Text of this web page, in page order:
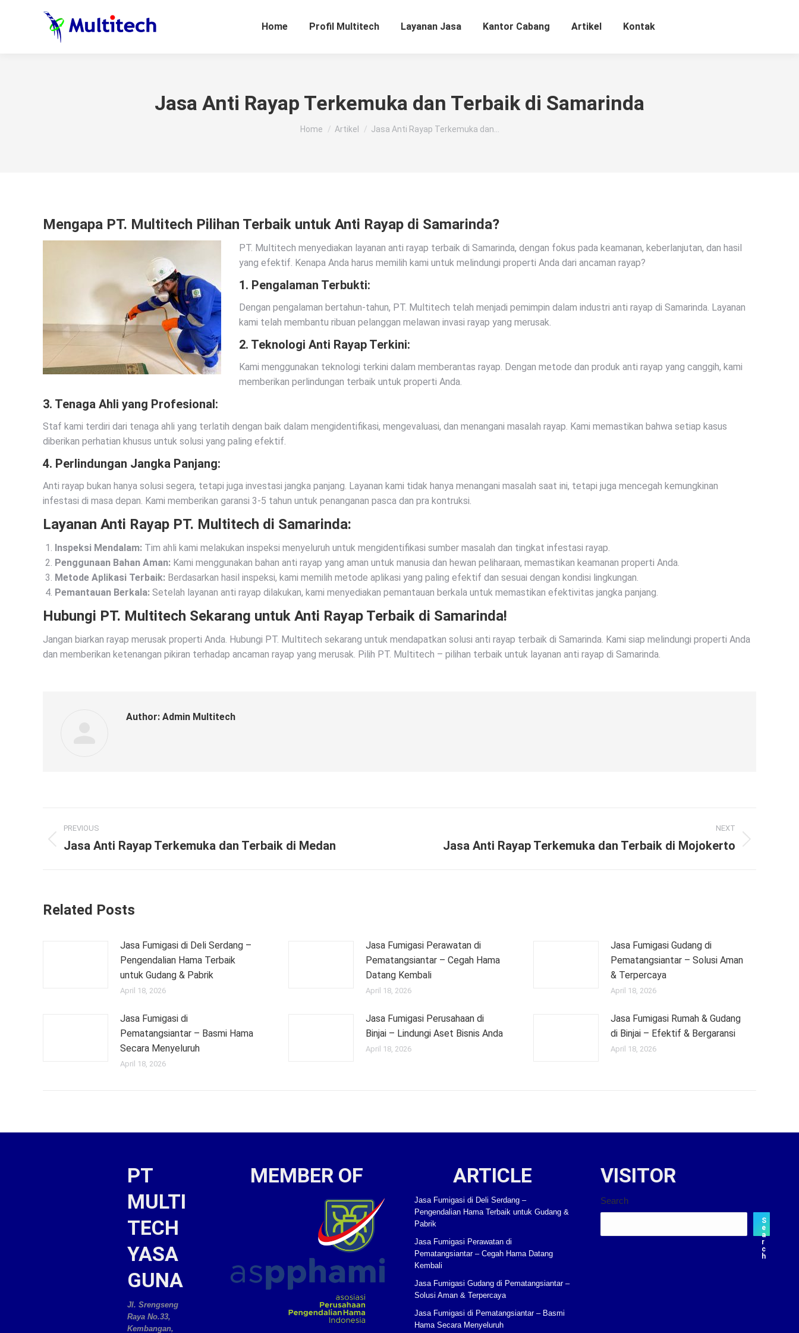
Home Profil Multitech Layanan Jasa Kantor Cabang Artikel Kontak
Jasa Anti Rayap Terkemuka dan Terbaik di Samarinda
You are here:
Home Artikel Jasa Anti Rayap Terkemuka dan…
Mengapa PT. Multitech Pilihan Terbaik untuk Anti Rayap di Samarinda?
PT. Multitech menyediakan layanan anti rayap terbaik di Samarinda, dengan fokus pada keamanan, keberlanjutan, dan hasil
yang efektif. Kenapa Anda harus memilih kami untuk melindungi properti Anda dari ancaman rayap?
1. Pengalaman Terbukti:
Dengan pengalaman bertahun-tahun, PT. Multitech telah menjadi pemimpin dalam industri anti rayap di Samarinda. Layanan
kami telah membantu ribuan pelanggan melawan invasi rayap yang merusak.
2. Teknologi Anti Rayap Terkini:
Kami menggunakan teknologi terkini dalam memberantas rayap. Dengan metode dan produk anti rayap yang canggih, kami
memberikan perlindungan terbaik untuk properti Anda.
3. Tenaga Ahli yang Profesional:
Staf kami terdiri dari tenaga ahli yang terlatih dengan baik dalam mengidentifikasi, mengevaluasi, dan menangani masalah rayap. Kami memastikan bahwa setiap kasus
diberikan perhatian khusus untuk solusi yang paling efektif.
4. Perlindungan Jangka Panjang:
Anti rayap bukan hanya solusi segera, tetapi juga investasi jangka panjang. Layanan kami tidak hanya menangani masalah saat ini, tetapi juga mencegah kemungkinan
infestasi di masa depan. Kami memberikan garansi 3-5 tahun untuk penanganan pasca dan pra kontruksi.
Layanan Anti Rayap PT. Multitech di Samarinda:
Inspeksi Mendalam: Tim ahli kami melakukan inspeksi menyeluruh untuk mengidentifikasi sumber masalah dan tingkat infestasi rayap.
Penggunaan Bahan Aman: Kami menggunakan bahan anti rayap yang aman untuk manusia dan hewan peliharaan, memastikan keamanan properti Anda.
Metode Aplikasi Terbaik: Berdasarkan hasil inspeksi, kami memilih metode aplikasi yang paling efektif dan sesuai dengan kondisi lingkungan.
Pemantauan Berkala: Setelah layanan anti rayap dilakukan, kami menyediakan pemantauan berkala untuk memastikan efektivitas jangka panjang.
Hubungi PT. Multitech Sekarang untuk Anti Rayap Terbaik di Samarinda!
Jangan biarkan rayap merusak properti Anda. Hubungi PT. Multitech sekarang untuk mendapatkan solusi anti rayap terbaik di Samarinda. Kami siap melindungi properti Anda
dan memberikan ketenangan pikiran terhadap ancaman rayap yang merusak. Pilih PT. Multitech – pilihan terbaik untuk layanan anti rayap di Samarinda.
Author: Admin Multitech
Post
navigation
PREVIOUS
Previous
Jasa Anti Rayap Terkemuka dan Terbaik di Medan
NEXT
Jasa Anti Rayap Terkemuka dan Terbaik di Mojokerto
Related Posts
Jasa Fumigasi di Deli Serdang –
Pengendalian Hama Terbaik
untuk Gudang & Pabrik
April 18, 2026
Jasa Fumigasi Perawatan di
Pematangsiantar – Cegah Hama
Datang Kembali
April 18, 2026
Jasa Fumigasi Gudang di
Pematangsiantar – Solusi Aman
& Terpercaya
April 18, 2026
Jasa Fumigasi di
Pematangsiantar – Basmi Hama
Secara Menyeluruh
April 18, 2026
Jasa Fumigasi Perusahaan di
Binjai – Lindungi Aset Bisnis Anda
April 18, 2026
Jasa Fumigasi Rumah & Gudang
di Binjai – Efektif & Bergaransi
April 18, 2026
PT
MULTI
TECH
YASA
GUNA
Jl. Srengseng
Raya No.33,
Kembangan,
MEMBER OF ARTICLE
Jasa Fumigasi di Deli Serdang –
Pengendalian Hama Terbaik untuk Gudang &
Pabrik
Jasa Fumigasi Perawatan di
Pematangsiantar – Cegah Hama Datang
Kembali
Jasa Fumigasi Gudang di Pematangsiantar –
Solusi Aman & Terpercaya
Jasa Fumigasi di Pematangsiantar – Basmi
Hama Secara Menyeluruh
VISITOR
Search
S
e
a
r
c
h